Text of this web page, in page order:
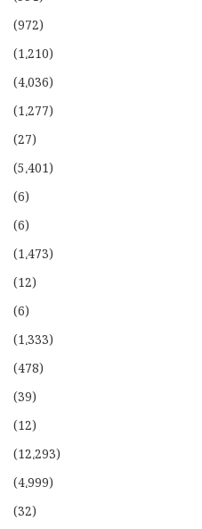
(972)
(1،210)
(4،036)
(1،277)
(27)
(5،401)
(6)
(6)
(1،473)
(12)
(6)
(1،333)
(478)
(39)
(12)
(12،293)
(4،999)
(32)